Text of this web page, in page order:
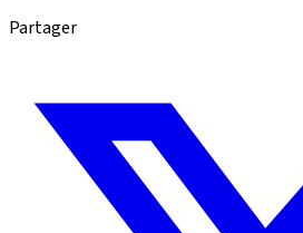
Partager